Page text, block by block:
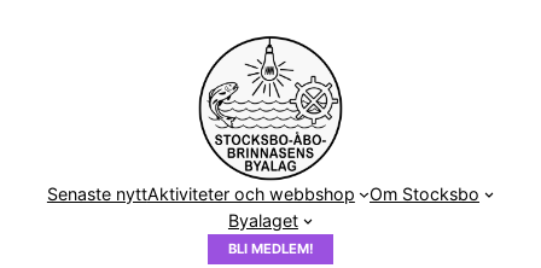
Senaste nyttAktiviteter och webbshop
Om Stocksbo
Byalaget
BLI MEDLEM!